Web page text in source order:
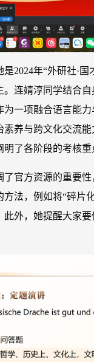
2024年“外研社·
连婧淳同学结合
一项融合语言能
养与跨文化交流
了各阶段的考核重
官方资源的重要
法，例如将“碎片
外，她提醒大家